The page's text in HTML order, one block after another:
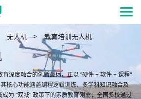
无人机 > 教育培训无人机
育深度融合的创新载体，正以 "硬件 + 软件 + 课程"
核心功能涵盖编程逻辑训练、多学科知识融合及
为 "双减" 政策下的素质教育刚需，全国多校通过